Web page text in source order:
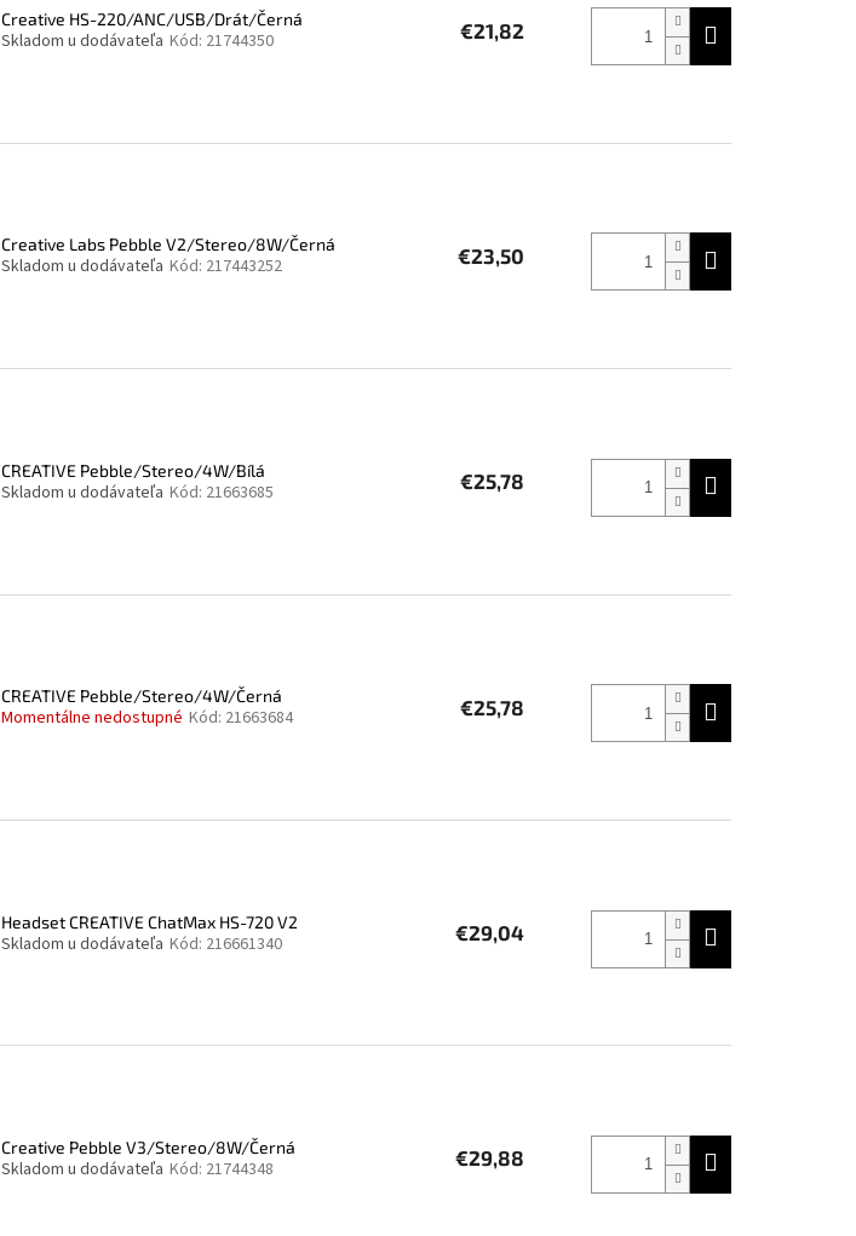
Creative HS-220/ANC/USB/Drát/Černá
Skladom u dodávateľa Kód: 21744350 €21,82
Creative Labs Pebble V2/Stereo/8W/Černá
Skladom u dodávateľa Kód: 217443252 €23,50
CREATIVE Pebble/Stereo/4W/Bílá
Skladom u dodávateľa Kód: 21663685 €25,78
CREATIVE Pebble/Stereo/4W/Černá
Momentálne nedostupné Kód: 21663684 €25,78
Headset CREATIVE ChatMax HS-720 V2
Skladom u dodávateľa Kód: 216661340 €29,04
Creative Pebble V3/Stereo/8W/Černá
Skladom u dodávateľa Kód: 21744348 €29,88